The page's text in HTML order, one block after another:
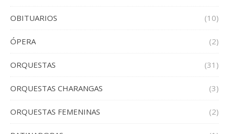
OBITUARIOS (10)
ÓPERA (2)
ORQUESTAS (31)
ORQUESTAS CHARANGAS (3)
ORQUESTAS FEMENINAS (2)